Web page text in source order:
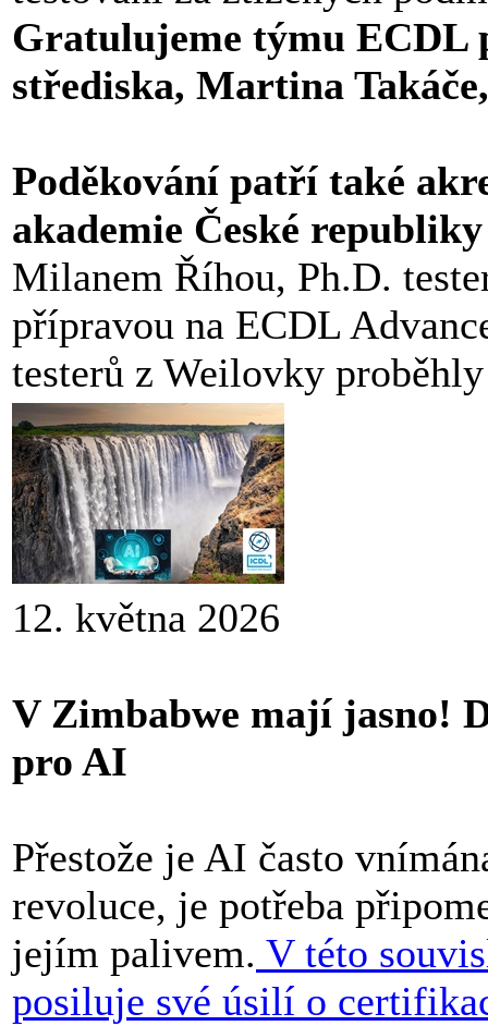
Gratulujeme týmu ECDL
střediska, Martina
Poděkování patří také
akademie České
Milanem Říhou, Ph.D.
přípravou na ECDL
testerů z Weilovky
12. května 2026
V Zimbabwe mají jasno!
pro AI
Přestože je AI často
revoluce, je potřeba
jejím palivem. V této
posiluje své úsilí o